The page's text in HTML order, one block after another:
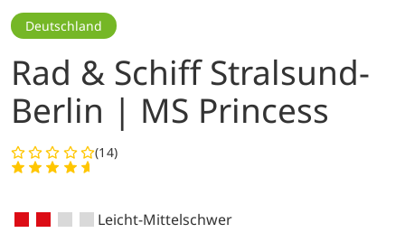
Deutschland
Rad & Schiff Stralsund-
Berlin | MS Princess
(14)
Leicht-Mittelschwer